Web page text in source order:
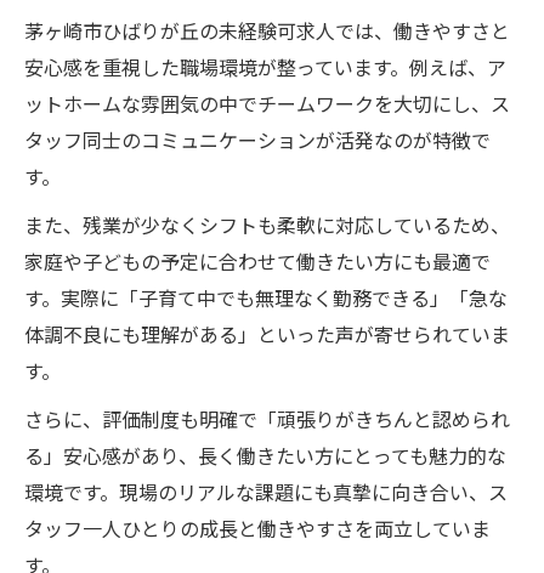
茅ヶ崎市ひばりが丘の未経験可求人では、働きやすさと
安心感を重視した職場環境が整っています。例えば、ア
ットホームな雰囲気の中でチームワークを大切にし、ス
タッフ同士のコミュニケーションが活発なのが特徴で
す。
また、残業が少なくシフトも柔軟に対応しているため、
家庭や子どもの予定に合わせて働きたい方にも最適で
す。実際に「子育て中でも無理なく勤務できる」「急な
体調不良にも理解がある」といった声が寄せられていま
す。
さらに、評価制度も明確で「頑張りがきちんと認められ
る」安心感があり、長く働きたい方にとっても魅力的な
環境です。現場のリアルな課題にも真摯に向き合い、ス
タッフ一人ひとりの成長と働きやすさを両立していま
す。